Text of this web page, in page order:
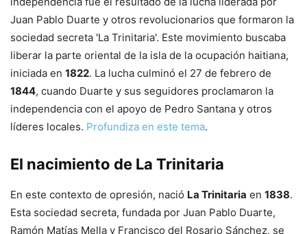
Juan Pablo Duarte y otros revolucionarios que formaron la
sociedad secreta 'La Trinitaria'. Este movimiento buscaba
liberar la parte oriental de la isla de la ocupación haitiana,
iniciada en 1822. La lucha culminó el 27 de febrero de
1844, cuando Duarte y sus seguidores proclamaron la
independencia con el apoyo de Pedro Santana y otros
líderes locales. Profundiza en este tema.
El nacimiento de La Trinitaria
En este contexto de opresión, nació La Trinitaria en 1838.
Esta sociedad secreta, fundada por Juan Pablo Duarte,
Ramón Matías Mella y Francisco del Rosario Sánchez, se